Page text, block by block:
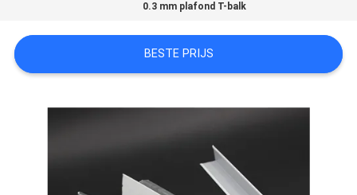
CITAAT
POLICY
0.3 mm plafond T-balk
BESTE PRIJS